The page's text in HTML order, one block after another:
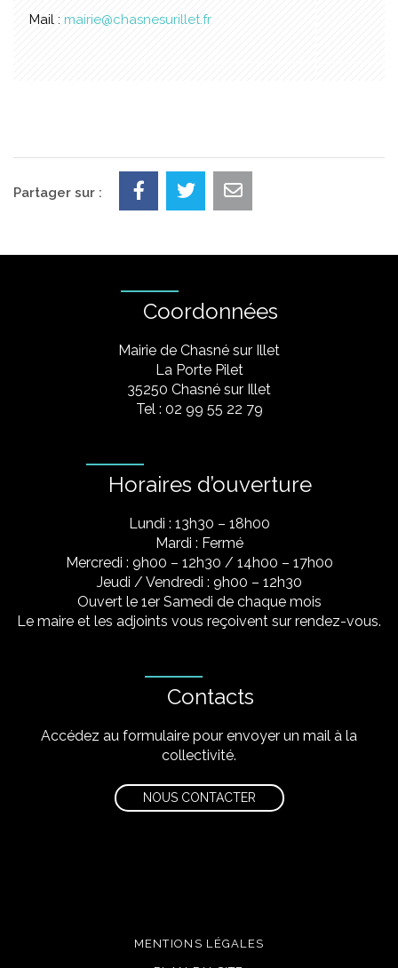
Mail : mairie@chasnesurillet.fr
Partager sur :
Coordonnées
Mairie de Chasné sur Illet
La Porte Pilet
35250 Chasné sur Illet
Tel : 02 99 55 22 79
Horaires d’ouverture
Lundi : 13h30 – 18h00
Mardi : Fermé
Mercredi : 9h00 – 12h30 / 14h00 – 17h00
Jeudi / Vendredi : 9h00 – 12h30
Ouvert le 1er Samedi de chaque mois
Le maire et les adjoints vous reçoivent sur rendez-vous.
Contacts
Accédez au formulaire pour envoyer un mail à la
collectivité.
NOUS CONTACTER
MENTIONS LÉGALES